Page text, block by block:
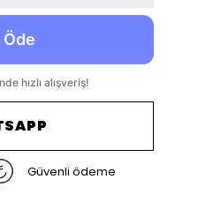
Güvenli ödeme